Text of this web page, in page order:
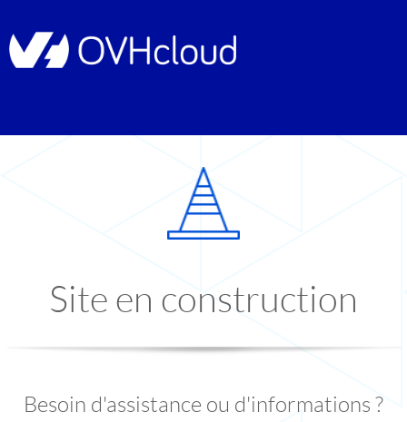
Site en construction
Besoin d'assistance ou d'informations ?